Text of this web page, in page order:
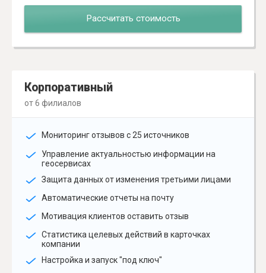
Рассчитать стоимость
Корпоративный
от 6 филиалов
Мониторинг отзывов с 25 источников
Управление актуальностью информации на
геосервисах
Защита данных от изменения третьими лицами
Автоматические отчеты на почту
Мотивация клиентов оставить отзыв
Статистика целевых действий в карточках
компании
Настройка и запуск "под ключ"